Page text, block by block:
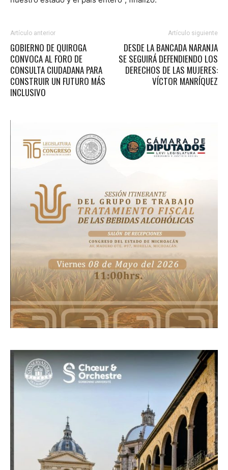
Artículo anterior
GOBIERNO DE QUIROGA
CONVOCA AL FORO DE
CONSULTA CIUDADANA PARA
CONSTRUIR UN FUTURO MÁS
INCLUSIVO
Artículo siguiente
DESDE LA BANCADA NARANJA
SE SEGUIRÁ DEFENDIENDO LOS
DERECHOS DE LAS MUJERES:
VÍCTOR MANRÍQUEZ